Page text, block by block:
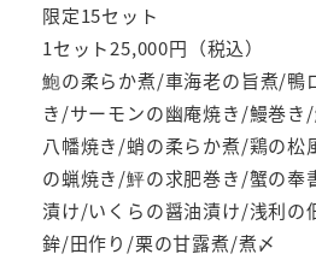
限定15セット
1セット25,000円（税込）
鮑の柔らか煮/車海老の旨煮/鴨
き/サーモンの幽庵焼き/鰻巻き
八幡焼き/蛸の柔らか煮/鶏の松
の蝋焼き/鮃の求肥巻き/蟹の奉
漬け/いくらの醤油漬け/浅利の
鉾/田作り/栗の甘露煮/煮〆